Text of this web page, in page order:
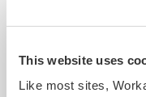
This website uses
Like most sites,
Caminando desde
Toscal, una calle